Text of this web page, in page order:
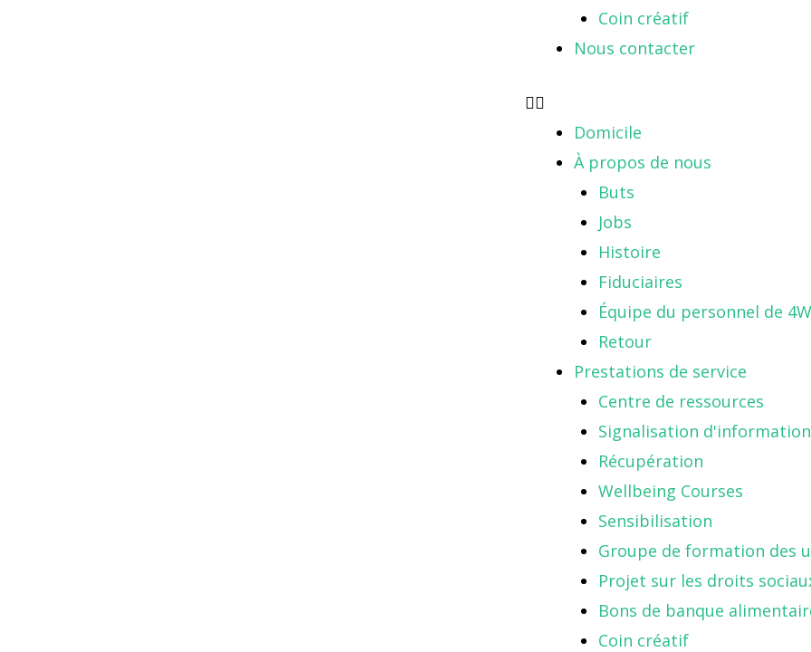
Coin créatif
Nous contacter
Domicile
À propos de nous
Buts
Jobs
Histoire
Fiduciaires
Équipe du personnel de
Retour
Prestations de service
Centre de ressources
Signalisation
Récupération
Wellbeing Courses
Sensibilisation
Groupe de formation des
Projet sur les droits
Bons de banque
Coin créatif